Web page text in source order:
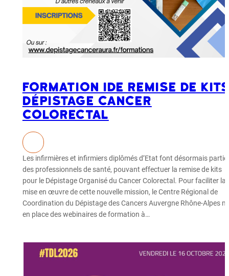
Formation IDE remise de
dépistage cancer
colorectal
Les infirmières et infirmiers diplômés d’Etat font désormais partie
des professionnels de santé, pouvant effectuer la remise de kits
pour le Dépistage Organisé du Cancer Colorectal. Pour faciliter la
mise en œuvre de cette nouvelle mission, le Centre Régional de
Coordination du Dépistage des Cancers Auvergne Rhône-Alpes
en place des webinaires de formation à…